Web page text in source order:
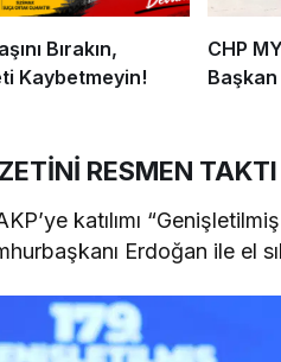
Bırakın,
Kaybetmeyin!
CHP
Başkan
RESMEN TAKTI
katılımı
Erdoğan ile el